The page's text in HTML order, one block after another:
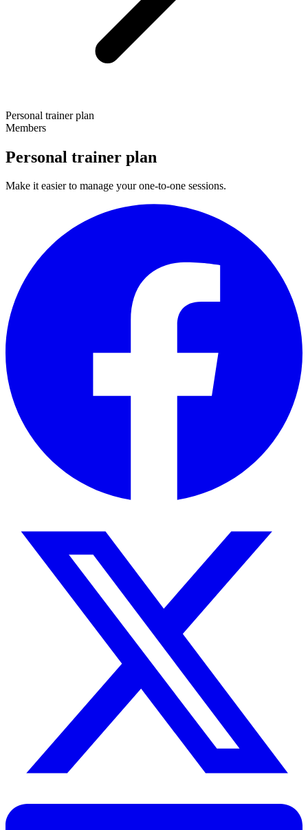
Personal trainer plan
Members
Personal trainer plan
Make it easier to manage your one-to-one sessions.